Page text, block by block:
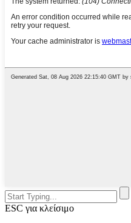
ESC για κλείσιμο